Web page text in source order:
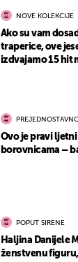
NOVE KOLEKCIJE
Ako su vam
traperice, ove
izdvajamo 15 hit
Ovo je pravi
borovnicama –
POPUT SIRENE
Haljina Danijele
ženstvenu figuru,